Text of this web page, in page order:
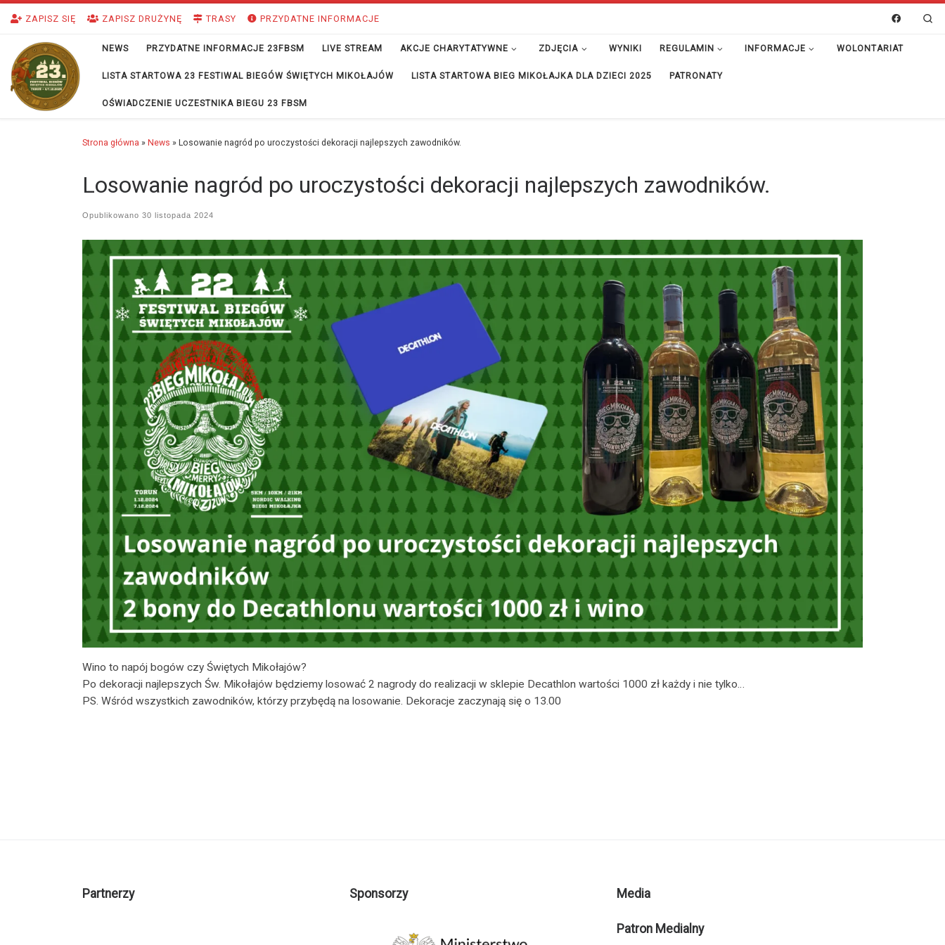
Przejdź do treści
ZAPISZ SIĘ ZAPISZ DRUŻYNĘ TRASY PRZYDATNE INFORMACJE
NEWS PRZYDATNE INFORMACJE 23FBSM LIVE STREAM AKCJE CHARYTATYWNE ZDJĘCIA WYNIKI REGULAMIN INFORMACJE WOLONTARIAT
LISTA STARTOWA 23 FESTIWAL BIEGÓW ŚWIĘTYCH MIKOŁAJÓW LISTA STARTOWA BIEG MIKOŁAJKA DLA DZIECI 2025 PATRONATY
OŚWIADCZENIE UCZESTNIKA BIEGU 23 FBSM
Strona główna » News » Losowanie nagród po uroczystości dekoracji najlepszych zawodników.
Losowanie nagród po uroczystości dekoracji najlepszych zawodników.
Opublikowano 30 listopada 2024
Wino to napój bogów czy Świętych Mikołajów?
Po dekoracji najlepszych Św. Mikołajów będziemy losować 2 nagrody do realizacji w sklepie Decathlon wartości 1000 zł każdy i nie tylko…
PS. Wśród wszystkich zawodników, którzy przybędą na losowanie. Dekoracje zaczynają się o 13.00
Partnerzy Sponsorzy Media
Patron Medialny